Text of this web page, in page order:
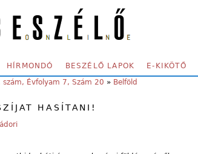
MENU
HÍRMONDÓ BESZÉLŐ LAPOK E-KIKÖTŐ
ARE HERE:
szám, Évfolyam 7, Szám 20 » Belföld
HASÍTANI!